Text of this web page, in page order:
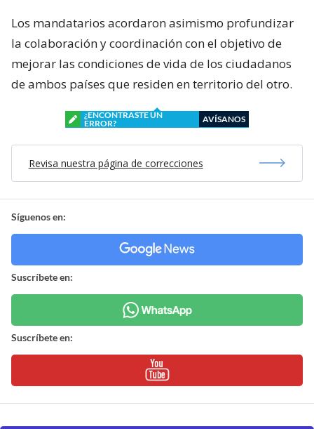
Los mandatarios acordaron asimismo profundizar
la colaboración y coordinación con el objetivo de
mejorar las condiciones de vida de los ciudadanos
de ambos países que residen en territorio del otro.
¿ENCONTRASTE UN
ERROR?
AVÍSANOS
Revisa nuestra página de correcciones
Síguenos en:
Suscríbete en:
Suscríbete en: